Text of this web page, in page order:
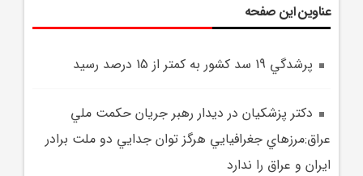
عناوین این صفحه
پرشدگي 19 سد کشور به کمتر از 15 درصد رسيد
دکتر پزشکيان در ديدار رهبر جريان حکمت ملي
عراق:مرزهاي جغرافيايي هرگز توان جدايي دو ملت برادر
ايران و عراق را ندارد